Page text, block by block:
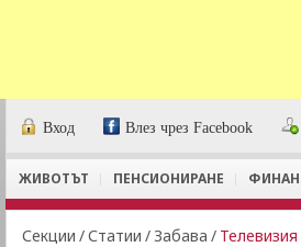
Вход Влез чрез Facebook
ЖИВОТЪТ ПЕНСИОНИРАНЕ
Секции /Статии / Забава / Телевизия